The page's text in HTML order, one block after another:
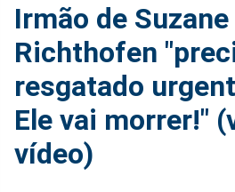
Irmão de
Richthofen
resgatado
Ele vai morrer!"
vídeo)